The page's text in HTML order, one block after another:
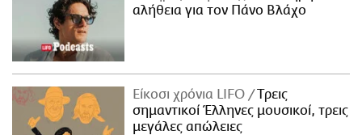
αλήθεια για τον Πάνο Βλάχο
Είκοσι χρόνια LIFO
Tρεις
σημαντικοί Έλληνες μουσικοί, τρεις
μεγάλες απώλειες